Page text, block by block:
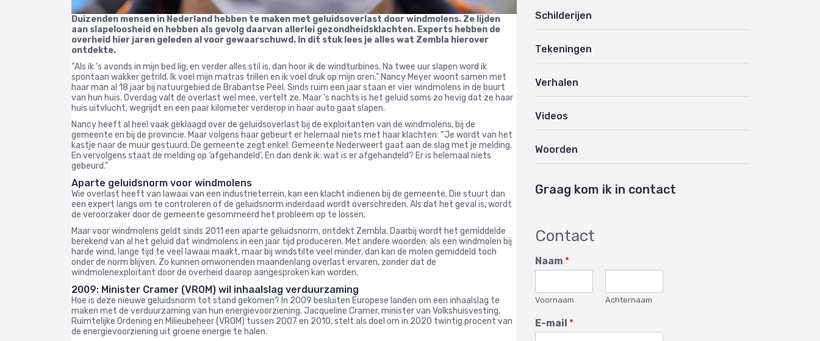
Duizenden mensen in Nederland hebben te maken met geluidsoverlast door windmolens. Ze lijden
aan slapeloosheid en hebben als gevolg daarvan allerlei gezondheidsklachten. Experts hebben de
overheid hier jaren geleden al voor gewaarschuwd. In dit stuk lees je alles wat Zembla hierover
ontdekte.
“Als ik ’s avonds in mijn bed lig, en verder alles stil is, dan hoor ik de windturbines. Na twee uur slapen word ik
spontaan wakker getrild. Ik voel mijn matras trillen en ik voel druk op mijn oren.” Nancy Meyer woont samen met
haar man al 18 jaar bij natuurgebied de Brabantse Peel. Sinds ruim een jaar staan er vier windmolens in de buurt
van hun huis. Overdag valt de overlast wel mee, vertelt ze. Maar ’s nachts is het geluid soms zo hevig dat ze haar
huis uitvlucht, wegrijdt en een paar kilometer verderop in haar auto gaat slapen.
Nancy heeft al heel vaak geklaagd over de geluidsoverlast bij de exploitanten van de windmolens, bij de
gemeente en bij de provincie. Maar volgens haar gebeurt er helemaal niets met haar klachten: “Je wordt van het
kastje naar de muur gestuurd. De gemeente zegt enkel: Gemeente Nederweert gaat aan de slag met je melding.
En vervolgens staat de melding op ‘afgehandeld’. En dan denk ik: wat is er afgehandeld? Er is helemaal niets
gebeurd.”
Aparte geluidsnorm voor windmolens
Wie overlast heeft van lawaai van een industrieterrein, kan een klacht indienen bij de gemeente. Die stuurt dan
een expert langs om te controleren of de geluidsnorm inderdaad wordt overschreden. Als dat het geval is, wordt
de veroorzaker door de gemeente gesommeerd het probleem op te lossen.
Maar voor windmolens geldt sinds 2011 een aparte geluidsnorm, ontdekt Zembla. Daarbij wordt het gemiddelde
berekend van al het geluid dat windmolens in een jaar tijd produceren. Met andere woorden: als een windmolen bij
harde wind, lange tijd te veel lawaai maakt, maar bij windstilte veel minder, dan kan de molen gemiddeld toch
onder de norm blijven. Zo kunnen omwonenden maandenlang overlast ervaren, zonder dat de
windmolenexploitant door de overheid daarop aangesproken kan worden.
2009: Minister Cramer (VROM) wil inhaalslag verduurzaming
Hoe is deze nieuwe geluidsnorm tot stand gekomen? In 2009 besluiten Europese landen om een inhaalslag te
maken met de verduurzaming van hun energievoorziening. Jacqueline Cramer, minister van Volkshuisvesting,
Ruimtelijke Ordening en Milieubeheer (VROM) tussen 2007 en 2010, stelt als doel om in 2020 twintig procent van
de energievoorziening uit groene energie te halen.
Schilderijen
Tekeningen
Verhalen
Videos
Woorden
Graag kom ik in contact
Contact
Naam *
Voornaam Achternaam
E-mail *